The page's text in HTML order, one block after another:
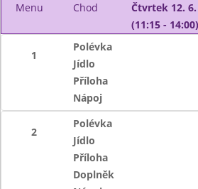
Menu
Chod
Čtvrtek 12. 6.
(11:15 - 14:00)
1
Polévka
Jídlo
Příloha
Nápoj
2
Polévka
Jídlo
Příloha
Doplněk